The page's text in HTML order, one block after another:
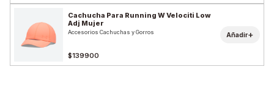
Cachucha Para Running W Velociti Low
Adj Mujer
Accesorios Cachuchas y Gorros
$139900
Añadir+